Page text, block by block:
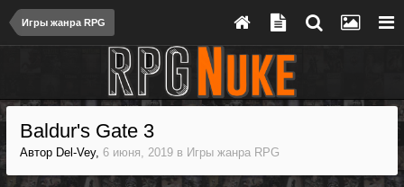
Игры жанра RPG
Baldur's Gate 3
Автор Del-Vey, 6 июня, 2019 в Игры жанра RPG